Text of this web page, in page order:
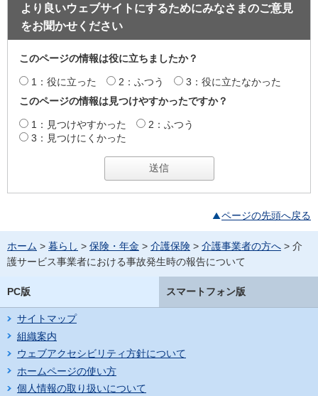
より良いウェブサイトにするためにみなさまのご意見
をお聞かせください
このページの情報は役に立ちましたか？
1：役に立った 2：ふつう
3：役に立たなかった
このページの情報は見つけやすかったですか？
1：見つけやすかった
2：ふつう
3：見つけにくかった
ページの先頭へ戻る
ホーム > 暮らし > 保険・年金 > 介護保険 > 介護事業者の方へ > 介
護サービス事業者における事故発生時の報告について
PC版 スマートフォン版
サイトマップ
組織案内
ウェブアクセシビリティ方針について
ホームページの使い方
個人情報の取り扱いについて